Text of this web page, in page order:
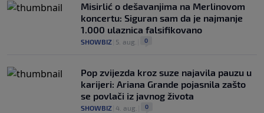
Misirlić o dešavanjima na Merlinovom
koncertu: Siguran sam da je najmanje
1.000 ulaznica falsifikovano
SHOWBIZ 5. aug. 0
Pop zvijezda kroz suze najavila pauzu u
karijeri: Ariana Grande pojasnila zašto
se povlači iz javnog života
SHOWBIZ 4. aug. 0